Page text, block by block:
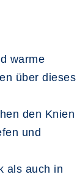
warme
über dieses
den Knien
und
als auch in